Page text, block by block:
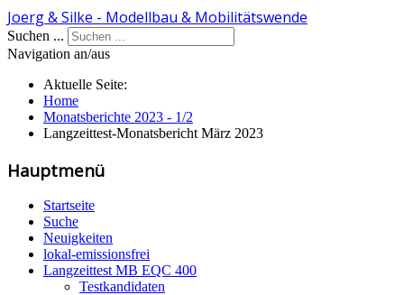
Joerg & Silke - Modellbau & Mobilitätswende
Suchen ...
Navigation an/aus
Aktuelle Seite:
Home
Monatsberichte 2023 - 1/2
Langzeittest-Monatsbericht März 2023
Hauptmenü
Startseite
Suche
Neuigkeiten
lokal-emissionsfrei
Langzeittest MB EQC 400
Testkandidaten